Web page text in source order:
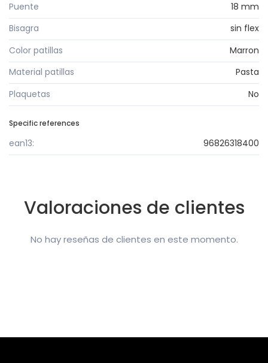
Puente
18 mm
Bisagra
sin flex
Color patillas
Marron
Material patillas
Pasta
Plaquetas
No
Specific references
ean13: 96826318400
Valoraciones de clientes
No hay reseñas de clientes en este momento.